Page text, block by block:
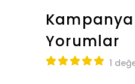
Yorumlar
1